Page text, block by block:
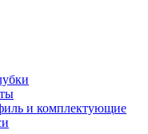
и комплектующие